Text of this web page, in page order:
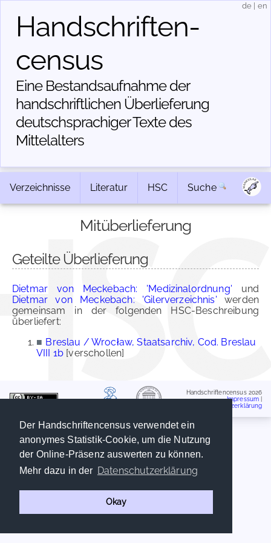
Der Handschriftencensus verwendet ein
anonymes Statistik-Cookie, um die Nutzung
der Online-Präsenz auswerten zu können.
Mehr dazu in der Datenschutzerklärung
Okay
Handschriften­
census
Eine Bestandsaufnahme der
handschriftlichen Über­lieferung
deutschsprachiger Texte des
Mittelalters
de en
Verzeichnisse Literatur HSC Suche
Mitüberlieferung
Geteilte Überlieferung
Dietmar von Meckebach: 'Medizinalordnung' und
Dietmar von Meckebach: 'Gilerverzeichnis' werden
gemeinsam in der folgenden HSC-Beschreibung
überliefert:
■ Breslau / Wrocław, Staatsarchiv, Cod. Breslau
VIII 1b [verschollen]
Handschriftencensus 2026
Impressum
Datenschutzerklärung